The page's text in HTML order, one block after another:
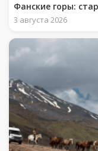
Фанские горы:
3 августа 2026